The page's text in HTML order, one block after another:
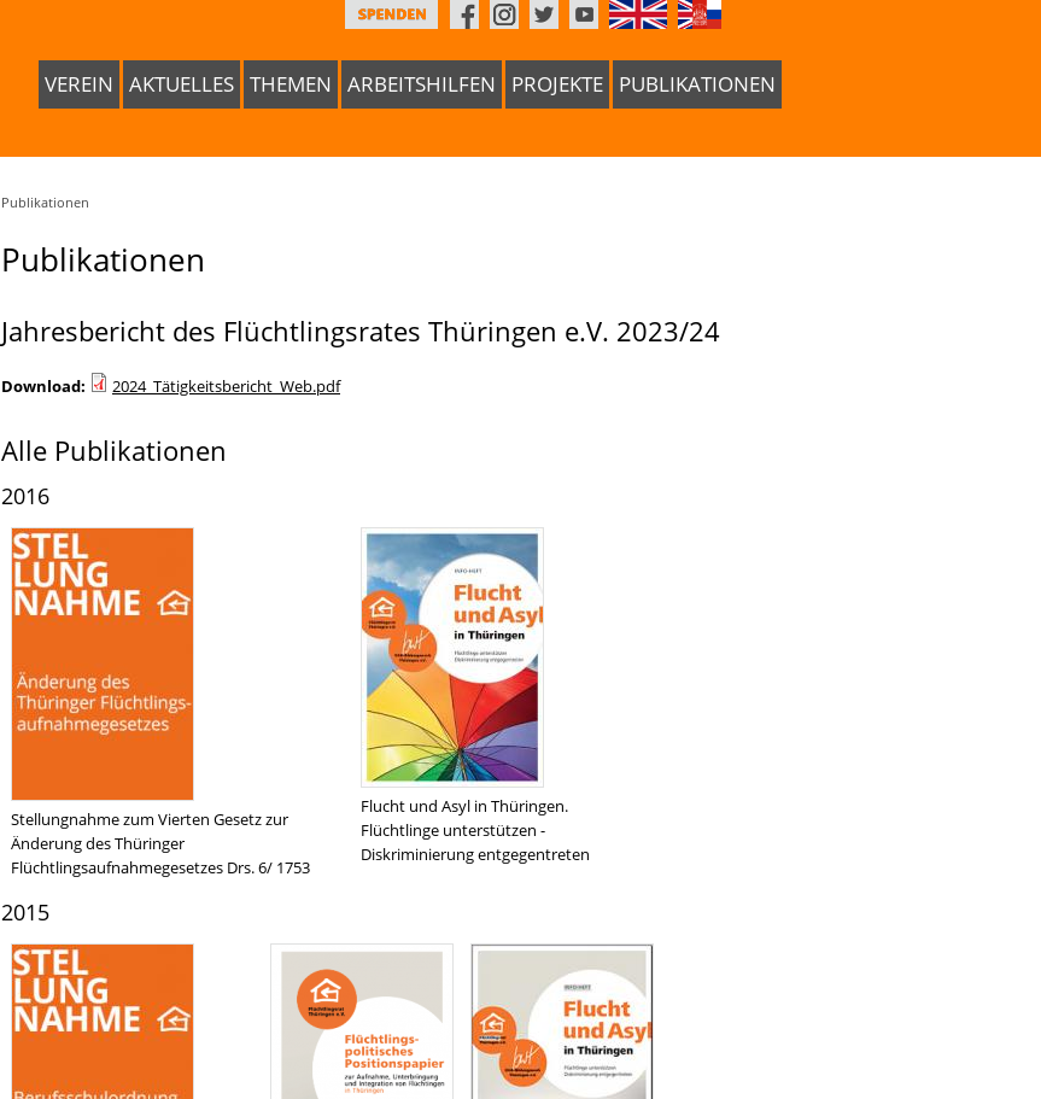
VEREIN AKTUELLES THEMEN ARBEITSHILFEN PROJEKTE PUBLIKATIONEN
Publikationen
Publikationen
Jahresbericht des Flüchtlingsrates Thüringen e.V. 2023/24
Download: 2024_Tätigkeitsbericht_Web.pdf
Alle Publikationen
2016
Stellungnahme zum Vierten Gesetz zur
Änderung des Thüringer
Flüchtlingsaufnahmegesetzes Drs. 6/ 1753
Flucht und Asyl in Thüringen.
Flüchtlinge unterstützen -
Diskriminierung entgegentreten
2015